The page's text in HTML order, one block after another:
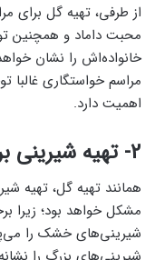
از طرفی، تهیه گل برای
محبت داماد و همچنین
خانواده‌اش را نشان
مراسم خواستگاری غالبا
ا‌همیت ‌دارد.
2- تهیه شیرینی برای روز مراسم خواستگاری
همانند تهیه گل، تهیه
مشکل خواهد بود؛ زیرا
شیرینی‌های خشک را